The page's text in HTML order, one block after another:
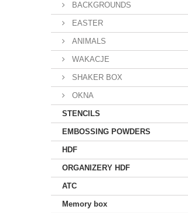
BACKGROUNDS
EASTER
ANIMALS
WAKACJE
SHAKER BOX
OKNA
STENCILS
EMBOSSING POWDERS
HDF
ORGANIZERY HDF
ATC
Memory box